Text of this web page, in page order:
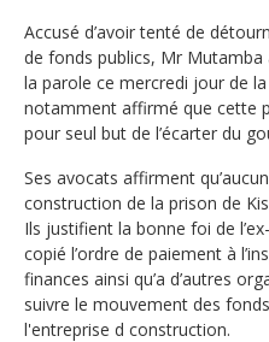
Accusé d’avoir tenté de
de fonds publics, Mr Mutamba
la parole ce mercredi jour de
notamment affirmé que cette
pour seul but de l’écarter du
Ses avocats affirment
construction de la prison de
Ils justifient la bonne foi de
copié l’ordre de paiement à
finances ainsi qu’a d’autres
suivre le mouvement des
l'entreprise d construction.